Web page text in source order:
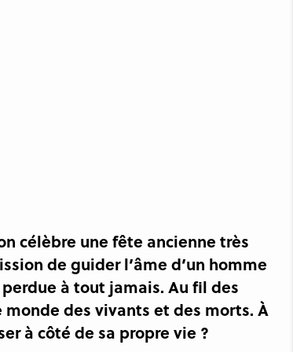
célèbre une fête ancienne très
de guider l’âme d’un homme
à tout jamais. Au fil des
des vivants et des morts. À
à côté de sa propre vie ?